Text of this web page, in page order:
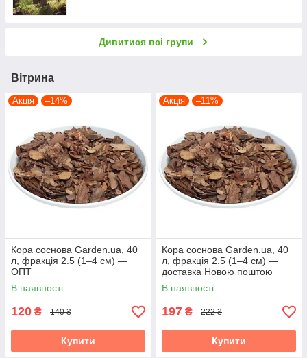
Дивитися всі групи
Вітрина
Акція –14%
Кора соснова Garden.ua, 40
л, фракція 2.5 (1–4 см) —
ОПТ
В наявності
120 ₴ 140 ₴
Купити
Акція –11%
Кора соснова Garden.ua, 40
л, фракція 2.5 (1–4 см) —
доставка Новою поштою
В наявності
197 ₴ 222 ₴
Купити